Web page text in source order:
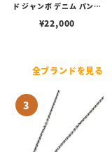
ド ジャンボ デニム パンツ
（Sサイズ）
¥22,000
全ブランドを見る